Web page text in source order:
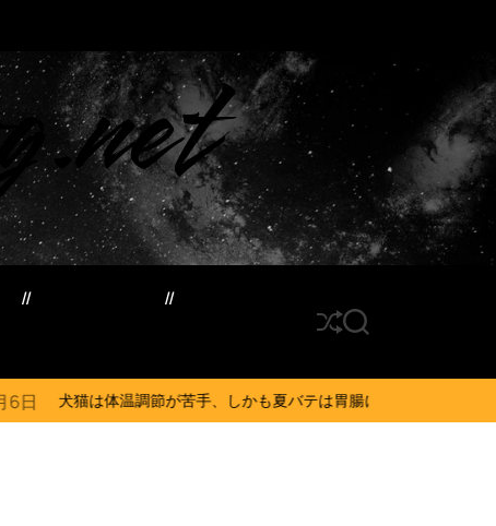
S
u
ff
l
S
A
R
C
節が苦手、しかも夏バテは胃腸に出る…そんなときの対処法とは？